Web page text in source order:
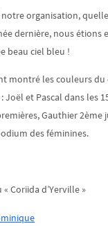
notre organisation,
dernière, nous étions
beau ciel bleu !
montré les couleurs
Joël et Pascal dans les
Gauthier 2ème
des féminines.
Coriida d’Yerville »